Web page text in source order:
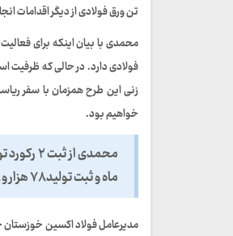
تن ورق فولادی از دیگر اقدامات
زنی این طرح همزمان با سفر
خواهیم بود.
ماه و ثبت تولید ۷۸ هزار و ۳۱۸ تن در اردیبهشت‌ماه از دیگر موفقیت‌های شرکت بود.